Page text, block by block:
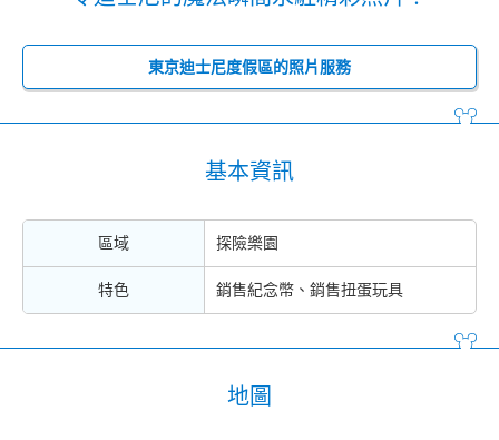
東京迪士尼度假區的照片服務
基本資訊
區域 探險樂園
特色 銷售紀念幣、銷售扭蛋玩具
地圖